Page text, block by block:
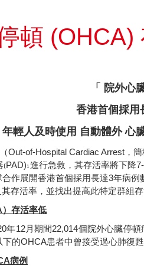
停頓
「 院外心臟停
達 3 年病例數據
體外 心臟除顫器 存
Out-of-Hospital Cardiac Arrest ，
(PAD)1 進行急救，其存活率將下降
作展開香港首個採用長達3年病例
存活率，並找出提高此特定群組存
）存活率低
年12月期間22,014個院外心臟停頓
下的OHCA患者中曾接受過心肺復
病例